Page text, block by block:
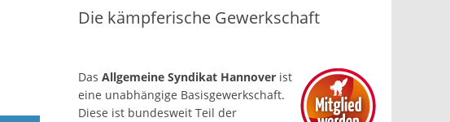
Die kämpferische Gewerkschaft
Das Allgemeine Syndikat Hannover ist
eine un­abhängige Basis­gewerkschaft.
Diese ist bundesweit Teil der